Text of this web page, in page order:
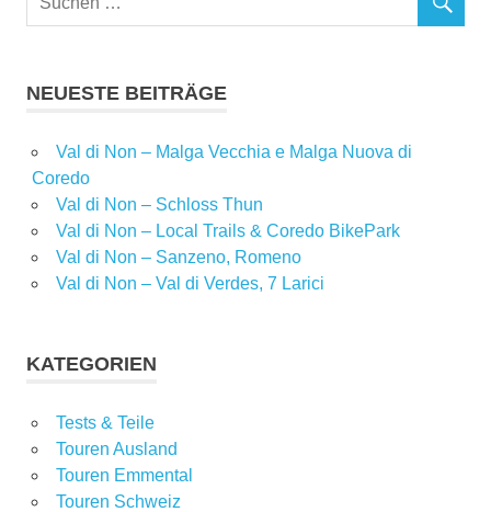
NEUESTE BEITRÄGE
Val di Non – Malga Vecchia e Malga Nuova di
Coredo
Val di Non – Schloss Thun
Val di Non – Local Trails & Coredo BikePark
Val di Non – Sanzeno, Romeno
Val di Non – Val di Verdes, 7 Larici
KATEGORIEN
Tests & Teile
Touren Ausland
Touren Emmental
Touren Schweiz